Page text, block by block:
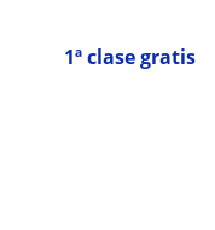
1ª clase gratis